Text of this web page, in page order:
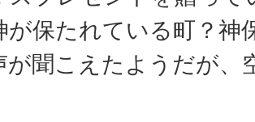
が保たれている町？神
が聞こえたようだが、